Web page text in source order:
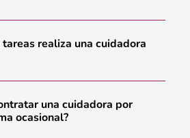
realiza una cuidadora
una cuidadora por
ocasional?